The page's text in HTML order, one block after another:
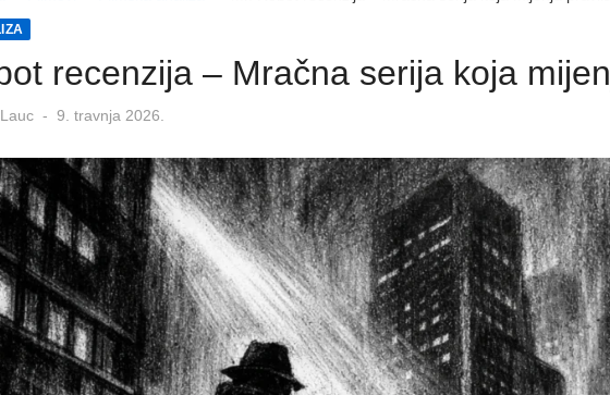
recenzija – Mračna serija koja
Posted
9. travnja 2026.